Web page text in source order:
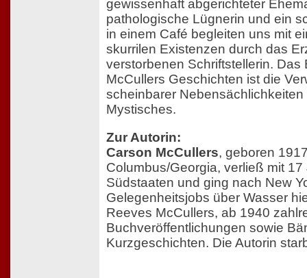
gewissenhaft abgerichteter
pathologische Lügnerin und ein
in einem Café begleiten uns mit
skurrilen Existenzen durch das
verstorbenen Schriftstellerin. Das
McCullers Geschichten ist die
scheinbarer
Mystisches.
Zur Autorin:
Carson McCullers, geboren
Columbus/Georgia, verließ mit
Südstaaten und ging nach New
Gelegenheitsjobs über Wasser
Reeves McCullers, ab 1940
Buchveröffentlichungen sowie
Kurzgeschichten. Die Autorin